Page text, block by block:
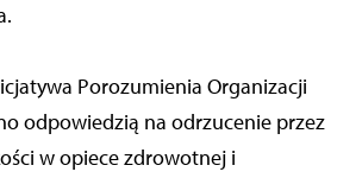
Porozumienia Organizacji
odpowiedzią na odrzucenie przez
w opiece zdrowotnej i